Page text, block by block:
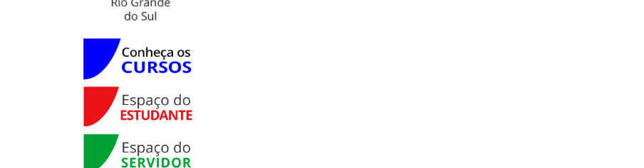
Conheça os Cursos
Espaço do Estudante
Espaço do Servidor